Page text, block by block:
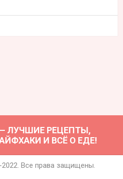
ЛУЧШИЕ РЕЦЕПТЫ,
И ВСЁ О ЕДЕ!
Все права защищены.